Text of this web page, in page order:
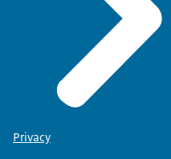
Privacy